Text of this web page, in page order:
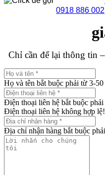
0918 886 002
Chỉ cần để lại thông tin
Họ và tên bắt buộc phải từ 3-
Điện thoại liên hệ bắt buộc
Điện thoại liên hệ không hợp lệ!
Địa chỉ nhận hàng bắt buộc